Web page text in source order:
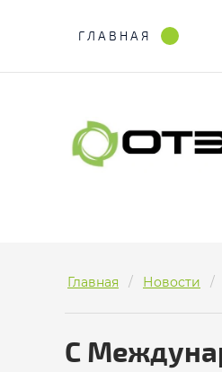
ГЛАВНАЯ
Главная / Новости /
С